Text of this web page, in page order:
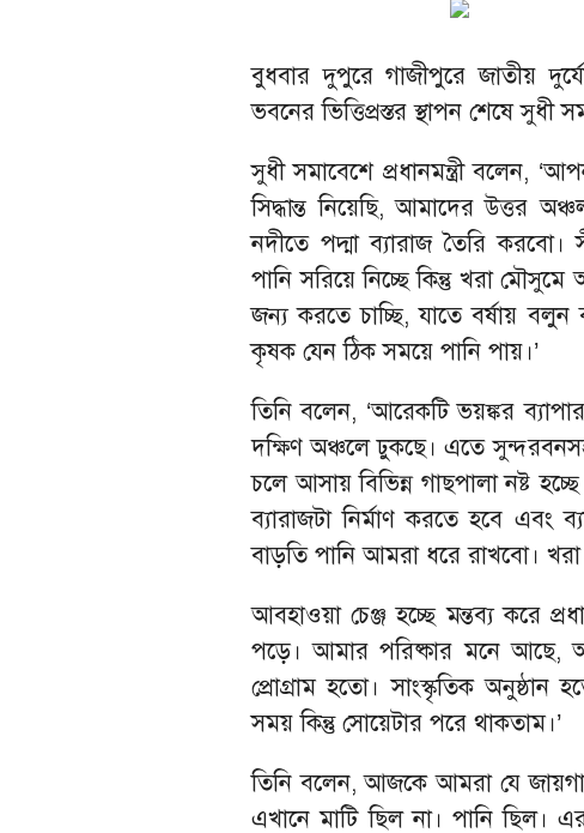
বুধবার দুপুরে গাজীপুরে জাতীয়
ভবনের ভিত্তিপ্রস্তর স্থাপন শেষে সুধী
সুধী সমাবেশে প্রধানমন্ত্রী বলেন,
সিদ্ধান্ত নিয়েছি, আমাদের উত্তর
নদীতে পদ্মা ব্যারাজ তৈরি করবো।
পানি সরিয়ে নিচ্ছে কিন্তু খরা
জন্য করতে চাচ্ছি, যাতে বর্ষায়
কৃষক যেন ঠিক সময়ে পানি পায়।’
তিনি বলেন, ‘আরেকটি ভয়ঙ্কর
দক্ষিণ অঞ্চলে ঢুকছে। এতে
চলে আসায় বিভিন্ন গাছপালা নষ্ট
ব্যারাজটা নির্মাণ করতে হবে এবং
বাড়তি পানি আমরা ধরে রাখবো।
আবহাওয়া চেঞ্জ হচ্ছে মন্তব্য করে
পড়ে। আমার পরিষ্কার মনে আছে,
প্রোগ্রাম হতো। সাংস্কৃতিক অনুষ্ঠান
সময় কিন্তু সোয়েটার পরে থাকতাম।’
তিনি বলেন, আজকে আমরা যে
এখানে মাটি ছিল না। পানি ছিল।